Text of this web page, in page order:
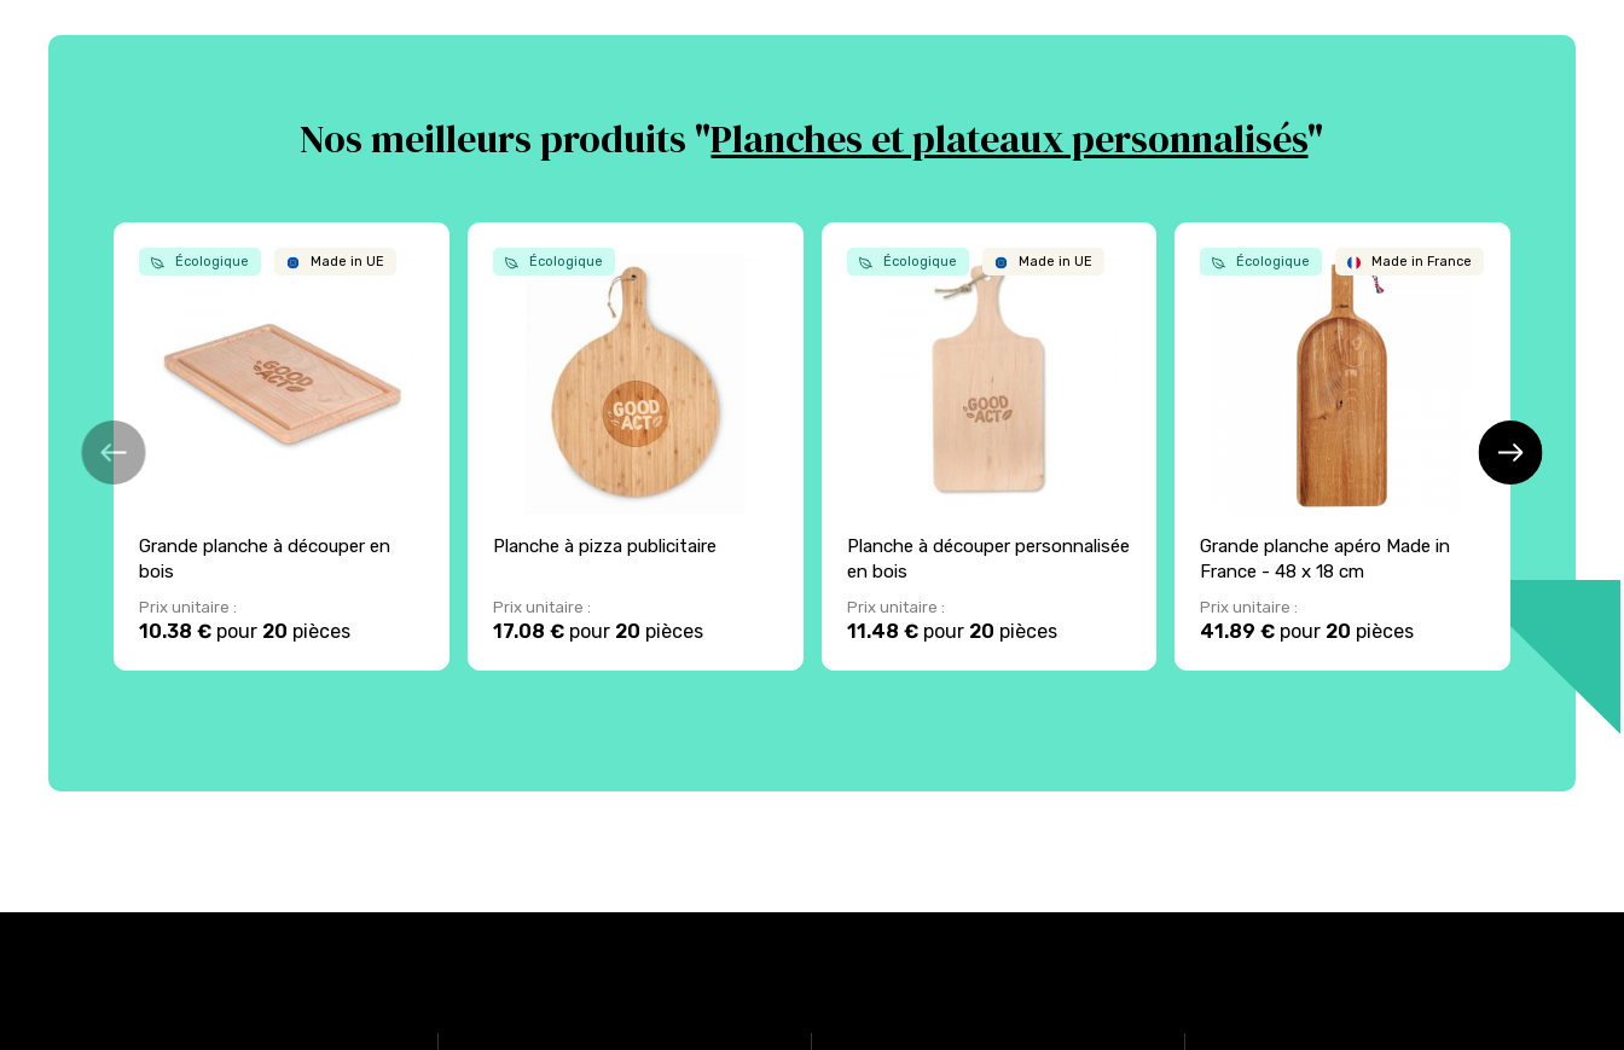
Nos meilleurs produits "Planches et plateaux personnalisés"
Écologique Made in UE
Grande planche à découper en
bois
Prix unitaire :
10.38 € pour 20 pièces
Écologique
Planche à pizza publicitaire
Prix unitaire :
17.08 €pour 20 pièces
Écologique Made in UE
Planche à découper personnalisée
en bois
Prix unitaire :
11.48 €pour 20 pièces
Écologique Made in France
Grande planche apéro Made in
France - 48 x 18 cm
Prix unitaire :
41.89 € pour 20 pièces